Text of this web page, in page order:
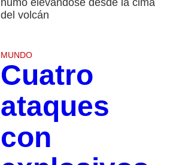
humo elevándose desde la cima
del volcán
MUNDO
Cuatro
ataques
con